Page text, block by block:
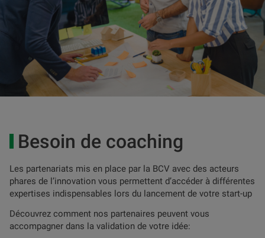
Besoin de coaching
Les partenariats mis en place par la BCV avec des acteurs
phares de l’innovation vous permettent d’accéder à différentes
expertises indispensables lors du lancement de votre start-up
Découvrez comment nos partenaires peuvent vous
accompagner dans la validation de votre idée: